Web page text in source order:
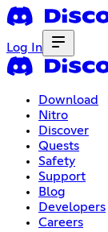
Log In
Download
Nitro
Discover
Quests
Safety
Support
Blog
Developers
Careers